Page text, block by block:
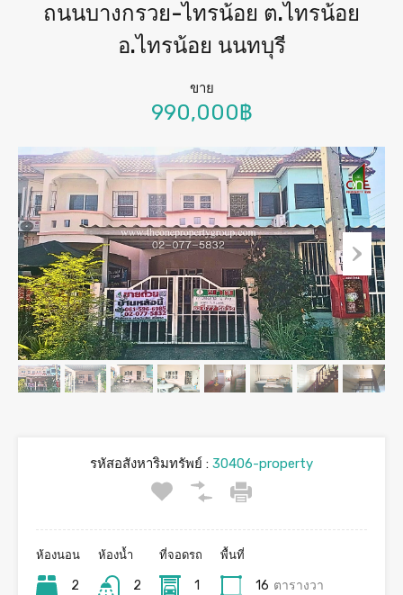
ถนนบางกรวย-ไทรน้อย ต.ไทรน้อย
อ.ไทรน้อย นนทบุรี
ขาย
990,000฿
รหัสอสังหาริมทรัพย์ : 30406-property
ห้องนอน
2
ห้องน้ำ
2
ที่จอดรถ
1
พื้นที่
16 ตารางวา